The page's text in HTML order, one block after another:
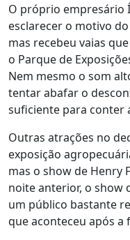
O próprio empresário
esclarecer o motivo
mas recebeu vaias
o Parque de
Nem mesmo o som
tentar abafar o
suficiente para conter
Outras atrações no
exposição
mas o show de Henry
noite anterior, o show
um público bastante
que aconteceu após a